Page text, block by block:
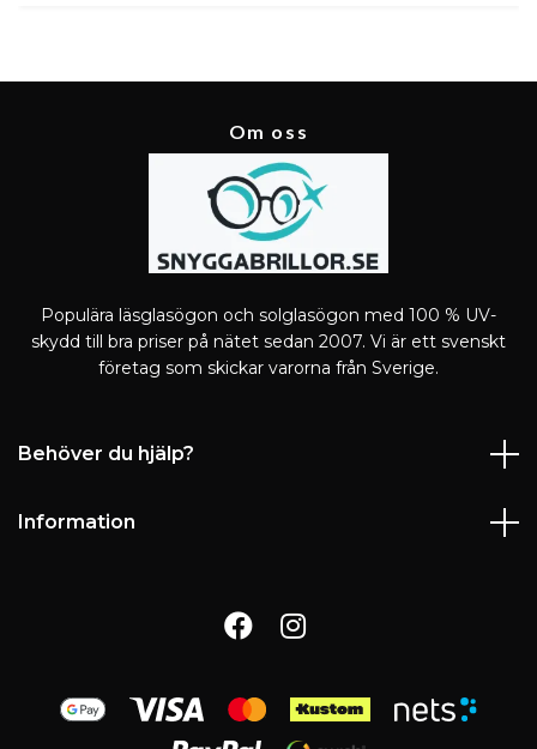
Om oss
Populära läsglasögon och solglasögon med 100 % UV-
skydd till bra priser på nätet sedan 2007. Vi är ett svenskt
företag som skickar varorna från Sverige.
Behöver du hjälp?
Information